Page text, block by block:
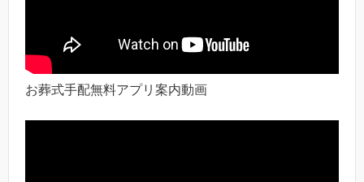
お葬式手配無料アプリ案内動画